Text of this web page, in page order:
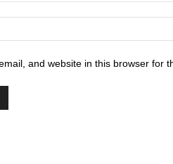
and website in this browser for